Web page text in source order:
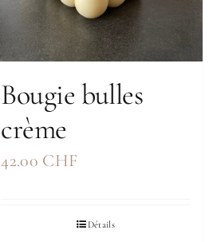
Bougie bulles
crème
42.00 CHF
Détails